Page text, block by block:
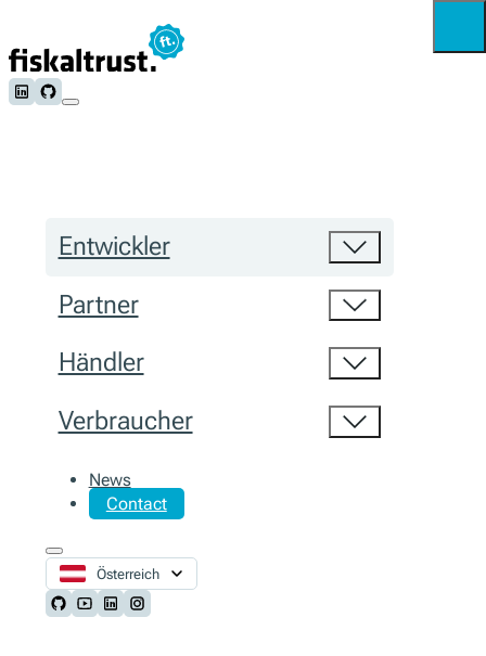
Follow us on LinkedIn
Follow us on Github
Entwickler
Partner
Händler
Verbraucher
News
Contact
Österreich
Follow us on Github
Follow us on Youtube
Follow us on LinkedIn
Follow us on Instagram